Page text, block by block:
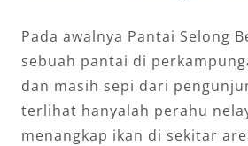
Pada awalnya Pantai Selong
sebuah pantai di
dan masih sepi dari
terlihat hanyalah perahu
menangkap ikan di sekitar